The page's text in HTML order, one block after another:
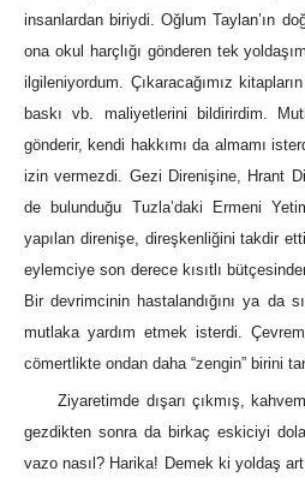
insanlardan biriydi. Oğlum Taylan’ın
ona okul harçlığı gönderen tek
ilgileniyordum. Çıkaracağımız
baskı vb. maliyetlerini bildirirdim.
gönderir, kendi hakkımı da almamı
izin vermezdi. Gezi Direnişine, Hrant
de bulunduğu Tuzla’daki Ermeni
yapılan direnişe, direşkenliğini takdir
eylemciye son derece kısıtlı
Bir devrimcinin hastalandığını ya da
mutlaka yardım etmek isterdi.
cömertlikte ondan daha “zengin” birini
Ziyaretimde dışarı çıkmış,
gezdikten sonra da birkaç eskiciyi
vazo nasıl? Harika! Demek ki yoldaş